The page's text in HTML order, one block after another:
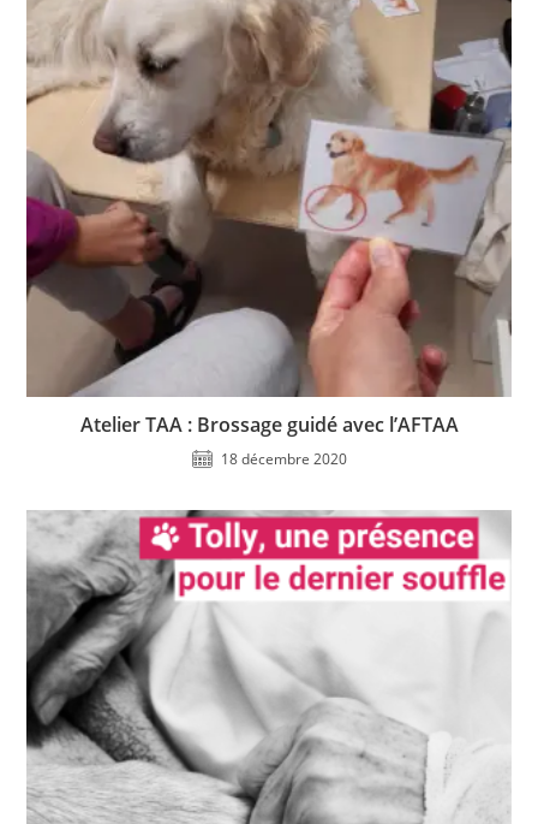
Atelier TAA : Brossage guidé avec l’AFTAA
18 décembre 2020